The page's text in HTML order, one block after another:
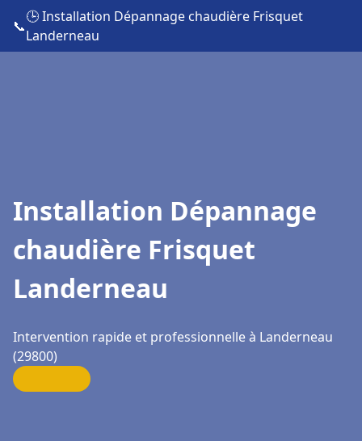
📞
🕒 Installation Dépannage chaudière Frisquet
Landerneau
Installation Dépannage
chaudière Frisquet
Landerneau
Intervention rapide et professionnelle à Landerneau
(29800)